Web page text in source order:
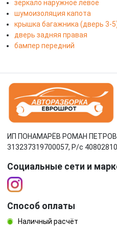
зеркало наружное левое
шумоизоляция капота
крышка багажника (дверь 3-
дверь задняя правая
бампер передний
ИП ПОНАМАРЁВ РОМАН
313237319700057, Р/c
Социальные сети и
Способ оплаты
Наличный расчёт